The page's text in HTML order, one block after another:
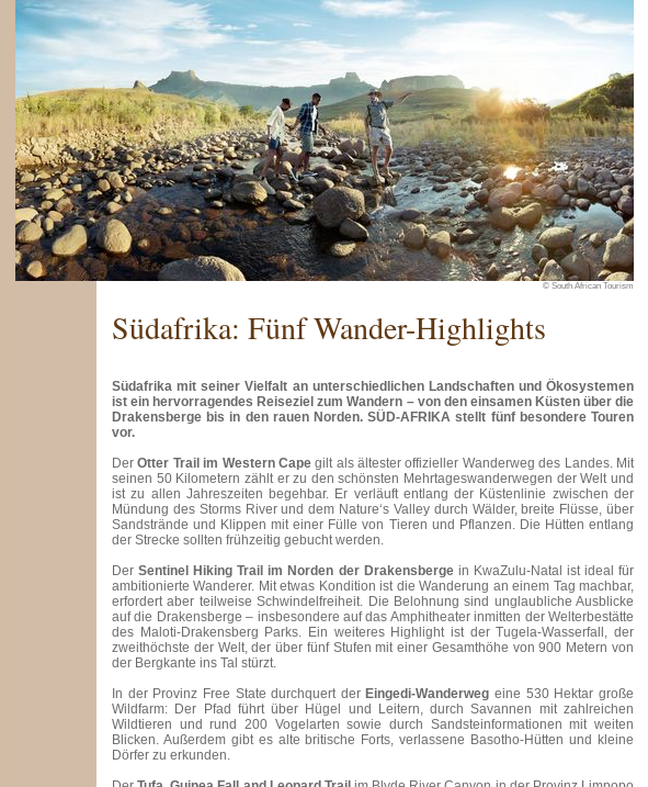
© South African Tourism
Südafrika: Fünf Wander-Highlights
Südafrika mit seiner Vielfalt an unterschiedlichen Landschaften und Ökosystemen
ist ein hervorragendes Reiseziel zum Wandern – von den einsamen Küsten über die
Drakensberge bis in den rauen Norden. SÜD-AFRIKA stellt fünf besondere Touren
vor.
DerOtter Trail im Western Capegilt als ältester offizieller Wanderweg des Landes. Mit
seinen 50 Kilometern zählt er zu den schönsten Mehrtageswanderwegen der Welt und
ist zu allen Jahreszeiten begehbar. Er verläuft entlang der Küstenlinie zwischen der
Mündung des Storms River und dem Nature‘s Valley durch Wälder, breite Flüsse, über
Sandstrände und Klippen mit einer Fülle von Tieren und Pflanzen. Die Hütten entlang
der Strecke sollten frühzeitig gebucht werden.
DerSentinel Hiking Trail im Norden der Drakensbergein KwaZulu-Natal ist ideal für
ambitionierte Wanderer. Mit etwas Kondition ist die Wanderung an einem Tag machbar,
erfordert aber teilweise Schwindelfreiheit. Die Belohnung sind unglaubliche Ausblicke
auf die Drakensberge – insbesondere auf das Amphitheater inmitten der Welterbestätte
des Maloti-Drakensberg Parks. Ein weiteres Highlight ist der Tugela-Wasserfall, der
zweithöchste der Welt, der über fünf Stufen mit einer Gesamthöhe von 900 Metern von
der Bergkante ins Tal stürzt.
In der Provinz Free State durchquert der Eingedi-Wanderweg eine 530 Hektar große
Wildfarm: Der Pfad führt über Hügel und Leitern, durch Savannen mit zahlreichen
Wildtieren und rund 200 Vogelarten sowie durch Sandsteinformationen mit weiten
Blicken. Außerdem gibt es alte britische Forts, verlassene Basotho-Hütten und kleine
Dörfer zu erkunden.